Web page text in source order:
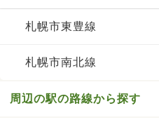
札幌市東豊線
札幌市南北線
周辺の駅の路線から探す